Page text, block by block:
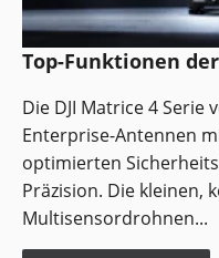
Top-Funktionen
Die DJI Matrice 4
Enterprise-Antennen
optimierten
Präzision. Die kleinen,
Multisensordrohnen...